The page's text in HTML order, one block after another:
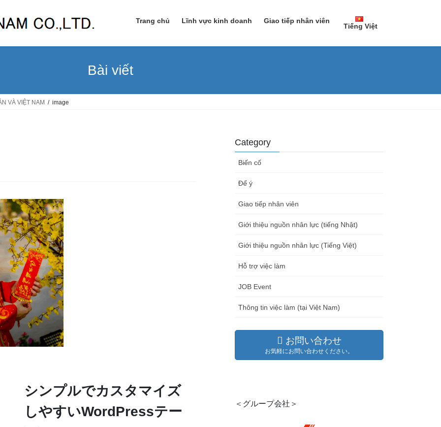
Trang chủ Lĩnh vực kinh doanh Giao tiếp nhân viên
Tiếng Việt
Bài viết
VÀ VIỆT NAM image
シンプルでカスタマイズ
しやすいWordPressテー
Category
Biến cố
Để ý
Giao tiếp nhân viên
Giới thiệu nguồn nhân lực (tiếng Nhật)
Giới thiệu nguồn nhân lực (Tiếng Việt)
Hỗ trợ việc làm
JOB Event
Thông tin việc làm (tại Việt Nam)
お問い合わせ
お気軽にお問い合わせください。
＜グループ会社＞